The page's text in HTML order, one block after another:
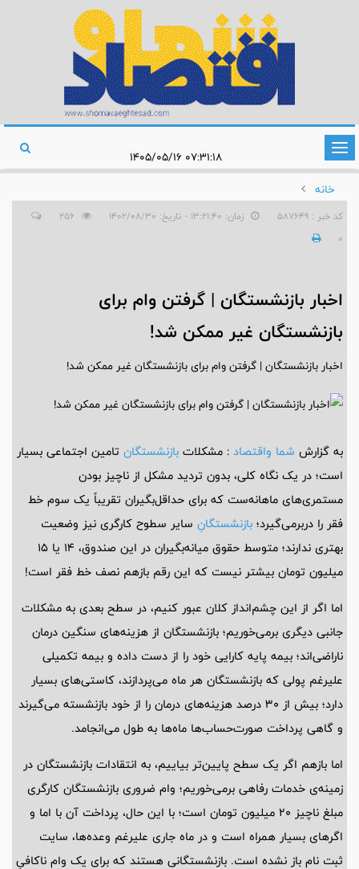
تغییر
وضعیت
ناوبری
خانه
کد خبر : 587649 زمان: ۱۳:۲۱:۴۰ - تاریخ: ۱۴۰۲/۰۸/۳۰
0
اخبار بازنشستگان | گرفتن وام برای
بازنشستگان غیر ممکن شد!
اخبار بازنشستگان | گرفتن وام برای بازنشستگان غیر ممکن شد!
به گزارش شما واقتصاد : مشکلات بازنشستگان تامین اجتماعی بسیار
است؛ در یک نگاه کلی، بدون تردید مشکل از ناچیز بودن
مستمری‌های ماهانه‌ست که برای حداقل‌بگیران تقریباً یک سوم خط
فقر را دربرمی‌گیرد؛ بازنشستگانِ سایر سطوح کارگری نیز وضعیت
بهتری ندارند؛ متوسط حقوق میانه‌بگیران در این صندوق، ۱۴ یا ۱۵
میلیون تومان بیشتر نیست که این رقم بازهم نصف خط فقر است!
اما اگر از این چشم‌انداز کلان عبور کنیم، در سطح بعدی به مشکلات
جانبی دیگری برمی‌خوریم؛ بازنشستگان از هزینه‌های سنگین درمان
ناراضی‌اند؛ بیمه پایه کارایی خود را از دست داده و بیمه تکمیلی
علیرغم پولی که بازنشستگان هر ماه می‌پردازند، کاستی‌های بسیار
دارد؛ بیش از ۳۰ درصد هزینه‌های درمان را از خود بازنشسته می‌گیرند
و گاهی پرداخت صورت‌حساب‌ها ماه‌ها به طول می‌انجامد.
اما بازهم اگر یک سطح پایین‌تر بیاییم، به انتقادات بازنشستگان در
زمینه‌ی خدمات رفاهی برمی‌خوریم؛ وام ضروری بازنشستگان کارگری
مبلغ ناچیز ۲۰ میلیون تومان است؛ با این حال، پرداخت آن با اما و
اگرهای بسیار همراه است و در ماه جاری علیرغم وعده‌ها، سایت
ثبت نام باز نشده است. بازنشستگانی هستند که برای یک وامِ ناکافیِ